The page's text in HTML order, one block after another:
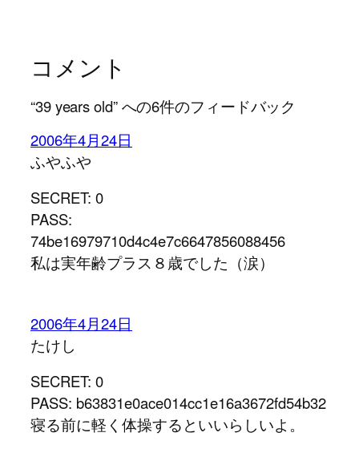
コメント
“39 years old” への6件のフィードバック
2006年4月24日
ふやふや
SECRET: 0
PASS:
74be16979710d4c4e7c6647856088456
私は実年齢プラス８歳でした（涙）
2006年4月24日
たけし
SECRET: 0
PASS: b63831e0ace014cc1e16a3672fd54b32
寝る前に軽く体操するといいらしいよ。